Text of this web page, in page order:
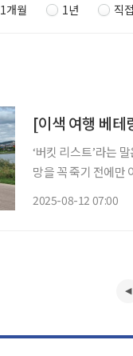
1개월 1년 직
[이색 여행 베
‘버킷 리스트’라는 말
망을 꼭 죽기 전에만
2025-08-12 07:00